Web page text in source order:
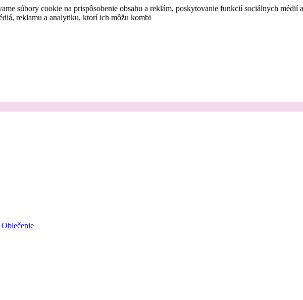
súbory cookie na prispôsobenie obsahu a reklám, poskytovanie funkcií sociálnych médií
reklamu a analytiku, ktorí ich môžu kombi
Oblečenie